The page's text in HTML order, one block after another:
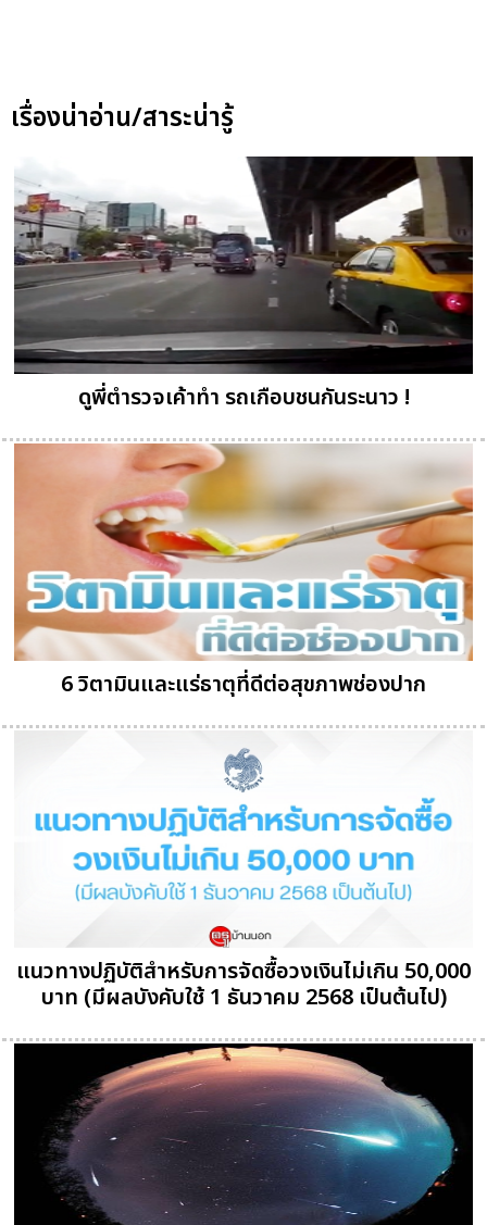
เรื่องน่าอ่าน/สาระน่ารู้
ดูพี่ตำรวจเค้าทำ รถเกือบชนกันระนาว !
6 วิตามินและแร่ธาตุที่ดีต่อสุขภาพช่องปาก
แนวทางปฏิบัติสำหรับการจัดซื้อวงเงินไม่เกิน 50,000
บาท (มีผลบังคับใช้ 1 ธันวาคม 2568 เป็นต้นไป)